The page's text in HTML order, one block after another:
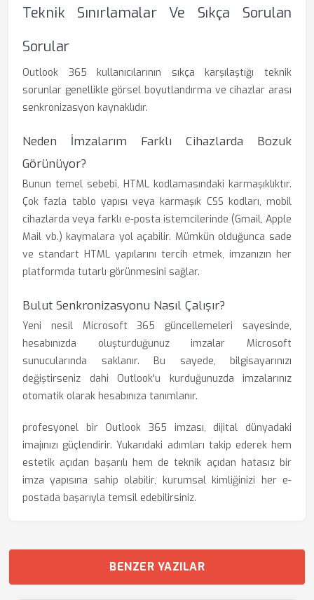
Teknik Sınırlamalar Ve Sıkça Sorulan
Sorular
Outlook 365 kullanıcılarının sıkça karşılaştığı teknik
sorunlar genellikle görsel boyutlandırma ve cihazlar arası
senkronizasyon kaynaklıdır.
Neden İmzalarım Farklı Cihazlarda Bozuk
Görünüyor?
Bunun temel sebebi, HTML kodlamasındaki karmaşıklıktır.
Çok fazla tablo yapısı veya karmaşık CSS kodları, mobil
cihazlarda veya farklı e-posta istemcilerinde (Gmail, Apple
Mail vb.) kaymalara yol açabilir. Mümkün olduğunca sade
ve standart HTML yapılarını tercih etmek, imzanızın her
platformda tutarlı görünmesini sağlar.
Bulut Senkronizasyonu Nasıl Çalışır?
Yeni nesil Microsoft 365 güncellemeleri sayesinde,
hesabınızda oluşturduğunuz imzalar Microsoft
sunucularında saklanır. Bu sayede, bilgisayarınızı
değiştirseniz dahi Outlook'u kurduğunuzda imzalarınız
otomatik olarak hesabınıza tanımlanır.
profesyonel bir Outlook 365 imzası, dijital dünyadaki
imajınızı güçlendirir. Yukarıdaki adımları takip ederek hem
estetik açıdan başarılı hem de teknik açıdan hatasız bir
imza yapısına sahip olabilir, kurumsal kimliğinizi her e-
postada başarıyla temsil edebilirsiniz.
BENZER YAZILAR